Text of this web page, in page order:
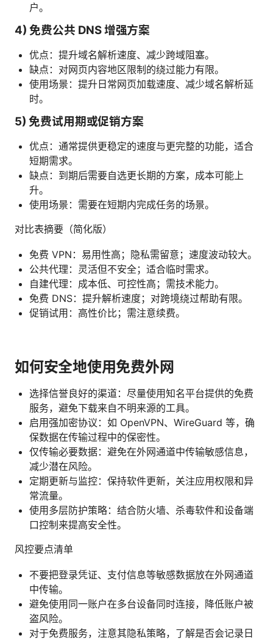
户。
4) 免费公共 DNS 增强方案
优点：提升域名解析速度、减少跨域阻塞。
缺点：对网页内容地区限制的绕过能力有限。
使用场景：提升日常网页加载速度、减少域名解析延
时。
5) 免费试用期或促销方案
优点：通常提供更稳定的速度与更完整的功能，适合
短期需求。
缺点：到期后需要自选更长期的方案，成本可能上
升。
使用场景：需要在短期内完成任务的场景。
对比表摘要（简化版）
免费 VPN：易用性高；隐私需留意；速度波动较大。
公共代理：灵活但不安全；适合临时需求。
自建代理：成本低、可控性高；需技术能力。
免费 DNS：提升解析速度；对跨境绕过帮助有限。
促销试用：高性价比；需注意续费。
如何安全地使用免费外网
选择信誉良好的渠道：尽量使用知名平台提供的免费
服务，避免下载来自不明来源的工具。
启用强加密协议：如 OpenVPN、WireGuard 等，确
保数据在传输过程中的保密性。
仅传输必要数据：避免在外网通道中传输敏感信息，
减少潜在风险。
定期更新与监控：保持软件更新，关注应用权限和异
常流量。
使用多层防护策略：结合防火墙、杀毒软件和设备端
口控制来提高安全性。
风控要点清单
不要把登录凭证、支付信息等敏感数据放在外网通道
中传输。
避免使用同一账户在多台设备同时连接，降低账户被
盗风险。
对于免费服务，注意其隐私策略，了解是否会记录日